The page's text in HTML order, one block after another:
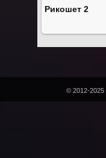
Рикошет 2
© 2012-2025